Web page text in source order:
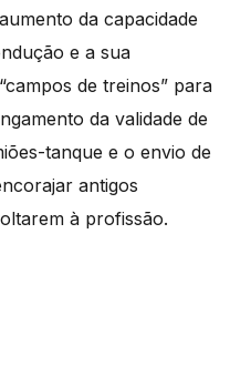
da capacidade
e a sua
de treinos” para
da validade de
tanque e o envio de
antigos
à profissão.